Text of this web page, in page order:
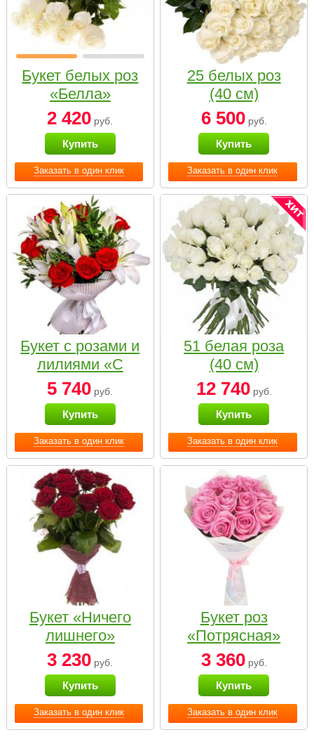
Заказать в один клик
Букет белых роз
«Белла»
2 420 руб.
Купить
Заказать в один клик
25 белых роз
(40 см)
6 500руб.
Купить
Заказать в один клик
Букет с розами и
лилиями «С
наилучшими
пожеланиями»
5 740 руб.
Купить
Заказать в один клик
51 белая роза
(40 см)
12 740руб.
Купить
Заказать в один клик
Букет «Ничего
лишнего»
3 230 руб.
Купить
Заказать в один клик
Букет роз
«Потрясная»
3 360руб.
Купить